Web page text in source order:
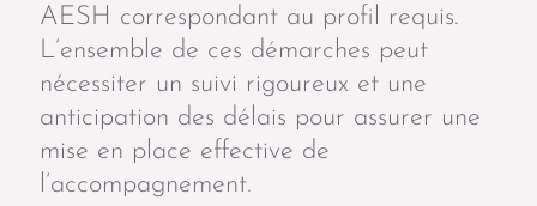
AESH correspondant au profil requis.
L’ensemble de ces démarches peut
nécessiter un suivi rigoureux et une
anticipation des délais pour assurer une
mise en place effective de
l’accompagnement.